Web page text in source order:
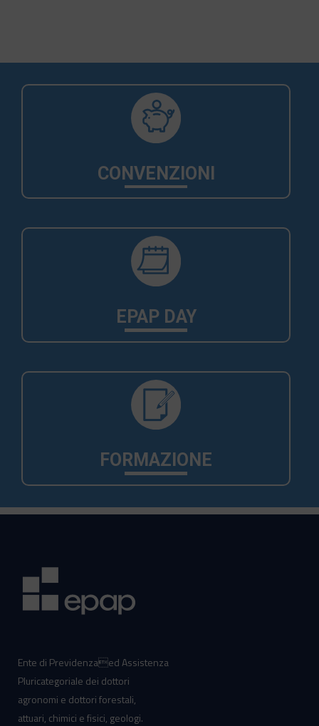
CONVENZIONI
EPAP DAY
FORMAZIONE
Ente di Previdenzaed Assistenza
Pluricategoriale dei dottori
agronomi e dottori forestali,
attuari, chimici e fisici, geologi.